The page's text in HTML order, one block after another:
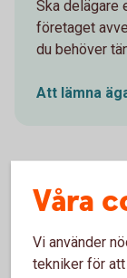
Ska delägare
företaget
du behöver
Att lämna
Våra
Vi använder
tekniker för